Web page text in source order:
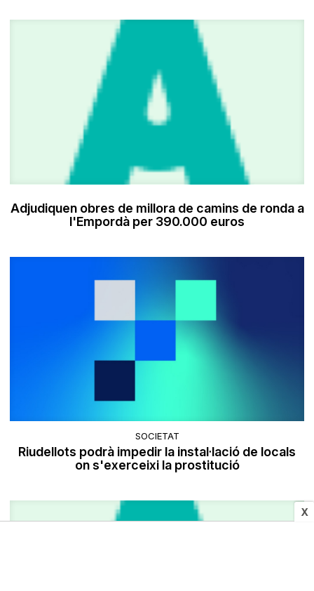
X
Adjudiquen obres de millora de camins de ronda a
l'Empordà per 390.000 euros
SOCIETAT
Riudellots podrà impedir la instal·lació de locals
on s'exerceixi la prostitució